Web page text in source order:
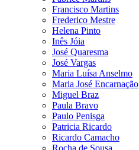
Francisco Martins
Frederico Mestre
Helena Pinto
Inês Jóia
José Quaresma
José Vargas
Maria Luísa Anselmo
Maria José Encarnação
Miguel Braz
Paula Bravo
Paulo Penisga
Patricia Ricardo
Ricardo Camacho
Rocha de Sousa